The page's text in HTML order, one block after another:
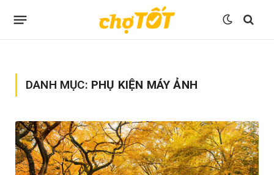
DANH MỤC: PHỤ KIỆN MÁY ẢNH